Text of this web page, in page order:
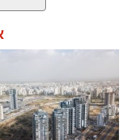
תגים:אשדוד,